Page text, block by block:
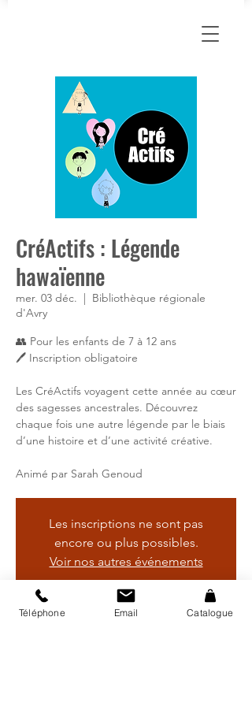
CréActifs : Légende
hawaïenne
mer. 03 déc.
  |
Bibliothèque régionale
d'Avry
👥 Pour les enfants de 7 à 12 ans
🖊 Inscription obligatoire
Les CréActifs voyagent cette année au cœur
des sagesses ancestrales. Découvrez
chaque fois une autre légende par le biais
d’une histoire et d’une activité créative.
Animé par Sarah Genoud
Les inscriptions ne sont pas
encore ou plus possibles.
Voir nos autres événements
Heure et lieu
Téléphone Email Catalogue